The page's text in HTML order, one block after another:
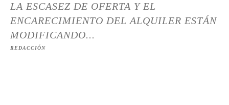
LA ESCASEZ DE OFERTA Y EL
ENCARECIMIENTO DEL ALQUILER ESTÁN
MODIFICANDO...
REDACCIÓN